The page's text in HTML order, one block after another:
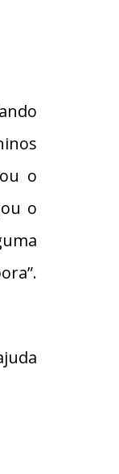
o
o